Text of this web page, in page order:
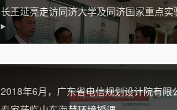
长王延亮走访同济大学及同济国家重点实
2018年6月，广东省电信规划设计院有限